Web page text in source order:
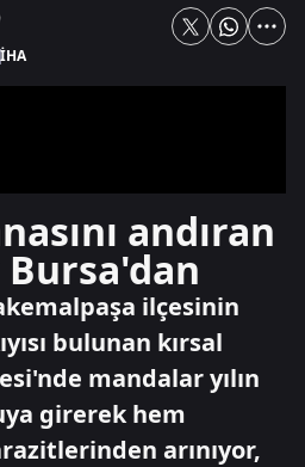
|İHA
andıran
ilçesinin
bulunan kırsal
mandalar yılın
girerek hem
arınıyor,